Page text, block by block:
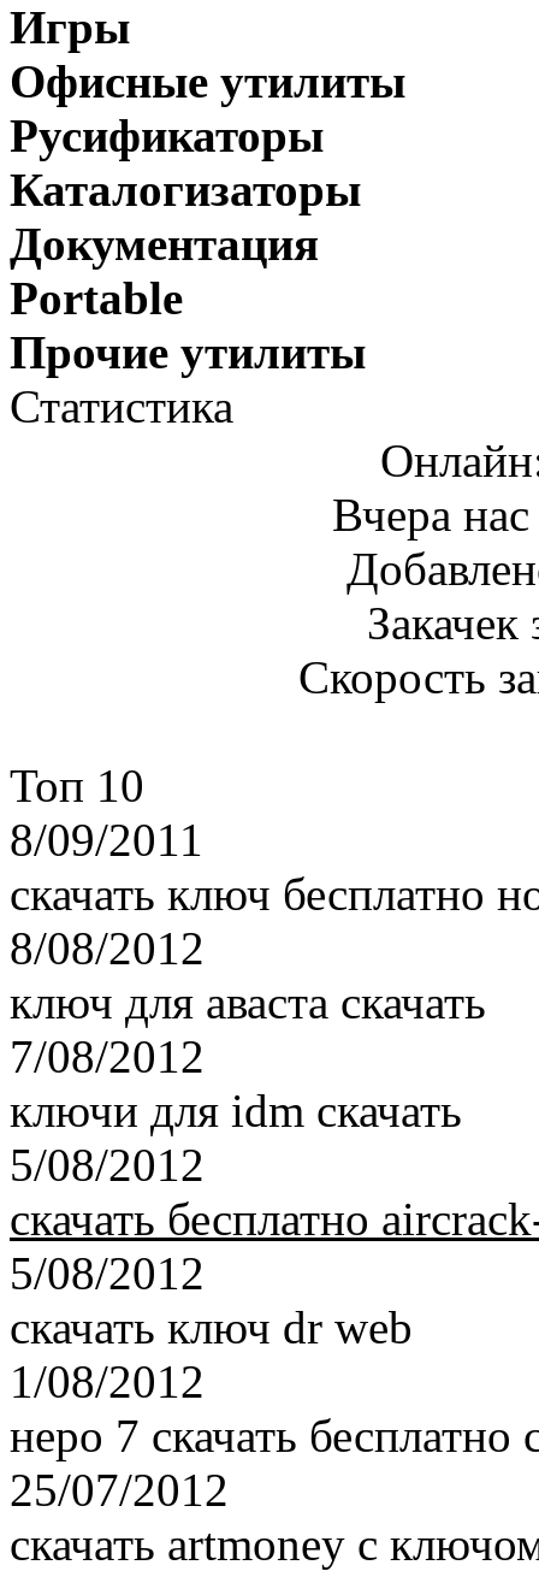
Игры
Офисные утилиты
Русификаторы
Каталогизаторы
Документация
Portable
Прочие утилиты
Статистика
Вчера
Закачек
Скорость
Топ 10
8/09/2011
скачать ключ бесплатно
8/08/2012
ключ для аваста скачать
7/08/2012
ключи для idm скачать
5/08/2012
скачать бесплатно
5/08/2012
скачать ключ dr web
1/08/2012
неро 7 скачать
25/07/2012
скачать artmoney с